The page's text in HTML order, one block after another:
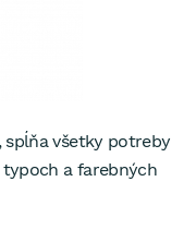
spĺňa všetky potreby
typoch a farebných